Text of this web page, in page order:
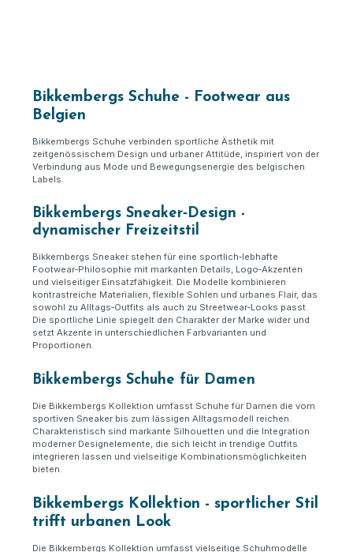
Bikkembergs Schuhe - Footwear aus
Belgien
Bikkembergs Schuhe verbinden sportliche Ästhetik mit
zeitgenössischem Design und urbaner Attitüde, inspiriert von der
Verbindung aus Mode und Bewegungsenergie des belgischen
Labels.
Bikkembergs Sneaker‑Design -
dynamischer Freizeitstil
Bikkembergs Sneaker stehen für eine sportlich‑lebhafte
Footwear‑Philosophie mit markanten Details, Logo‑Akzenten
und vielseitiger Einsatzfähigkeit. Die Modelle kombinieren
kontrastreiche Materialien, flexible Sohlen und urbanes Flair, das
sowohl zu Alltags‑Outfits als auch zu Streetwear‑Looks passt.
Die sportliche Linie spiegelt den Charakter der Marke wider und
setzt Akzente in unterschiedlichen Farbvarianten und
Proportionen.
Bikkembergs Schuhe für Damen
Die Bikkembergs Kollektion umfasst Schuhe für Damen die vom
sportiven Sneaker bis zum lässigen Alltagsmodell reichen.
Charakteristisch sind markante Silhouetten und die Integration
moderner Designelemente, die sich leicht in trendige Outfits
integrieren lassen und vielseitige Kombinationsmöglichkeiten
bieten.
Bikkembergs Kollektion - sportlicher Stil
trifft urbanen Look
Die Bikkembergs Kollektion umfasst vielseitige Schuhmodelle